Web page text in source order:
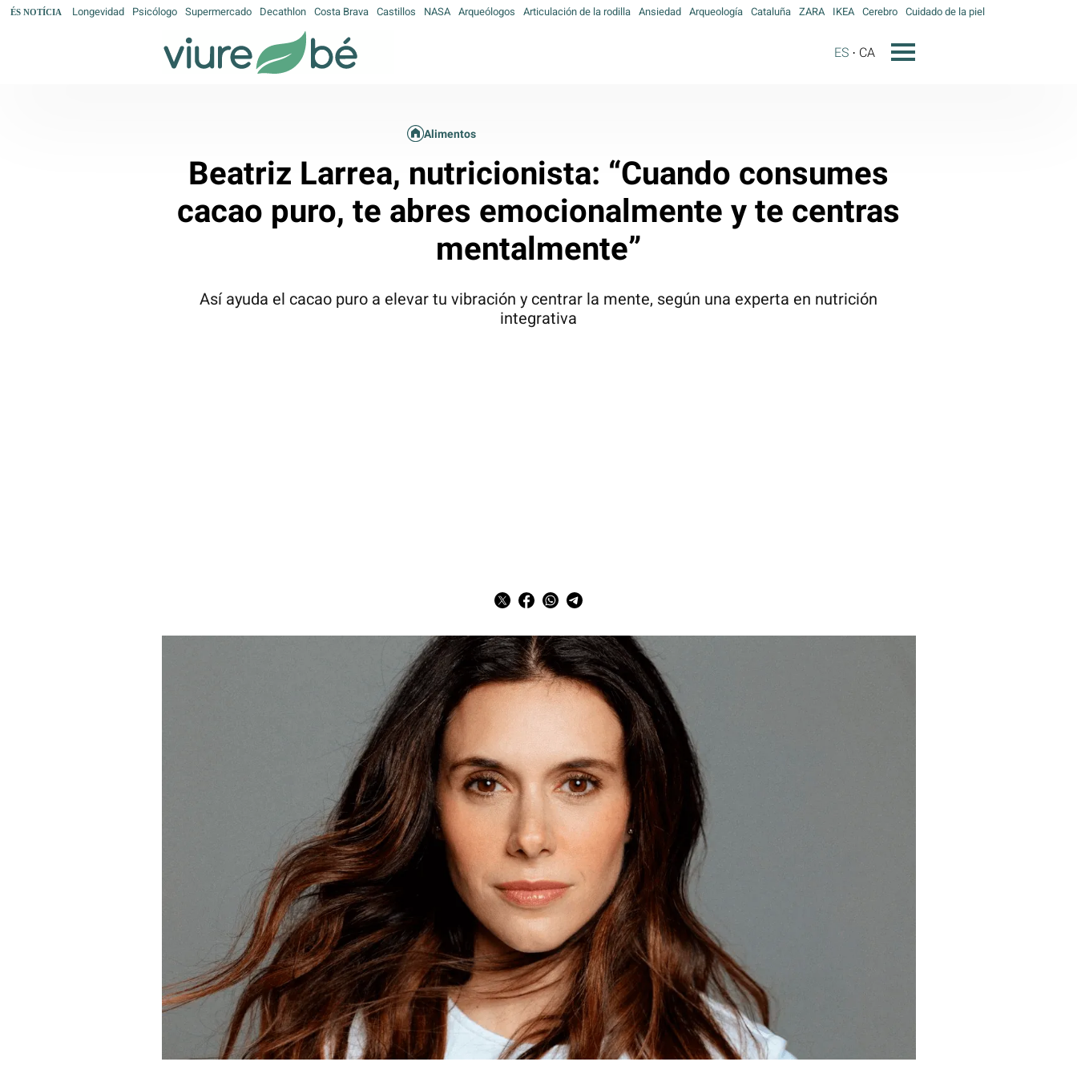
ÉS NOTÍCIA Longevidad Psicólogo Supermercado Decathlon Costa Brava Castillos NASA Arqueólogos Articulación de la rodilla Ansiedad Arqueología Cataluña ZARA IKEA Cerebro Cuidado de la piel
ES CA
Alimentos
Beatriz Larrea, nutricionista: “Cuando consumes
cacao puro, te abres emocionalmente y te centras
mentalmente”
Así ayuda el cacao puro a elevar tu vibración y centrar la mente, según una experta en nutrición
integrativa